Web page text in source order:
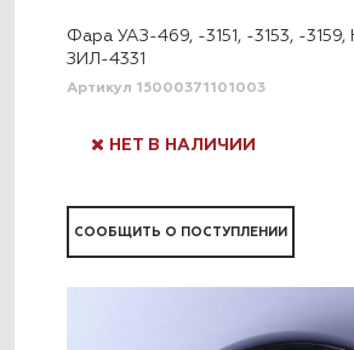
Фара УАЗ-469, -3151, -3153, -3159,
ЗИЛ-4331
Артикул 15000371101003
НЕТ В НАЛИЧИИ
СООБЩИТЬ О ПОСТУПЛЕНИИ